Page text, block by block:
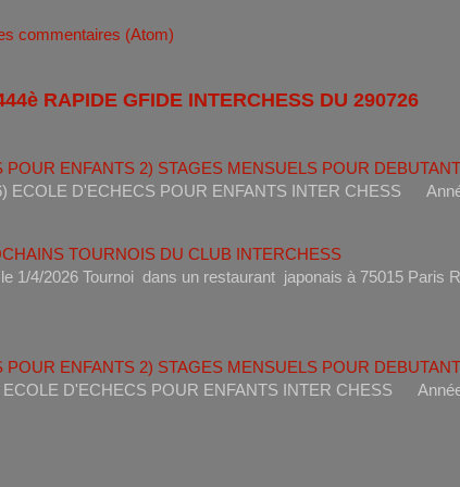
commentaires (Atom)
RAPIDE GFIDE INTERCHESS DU 290726
POUR ENFANTS 2) STAGES MENSUELS POUR
ECOLE D'ECHECS POUR ENFANTS INTER
TOURNOIS DU CLUB INTERCHESS
le 1/4/2026 Tournoi dans un restaurant
POUR ENFANTS 2) STAGES MENSUELS POUR
ECOLE D'ECHECS POUR ENFANTS INTER